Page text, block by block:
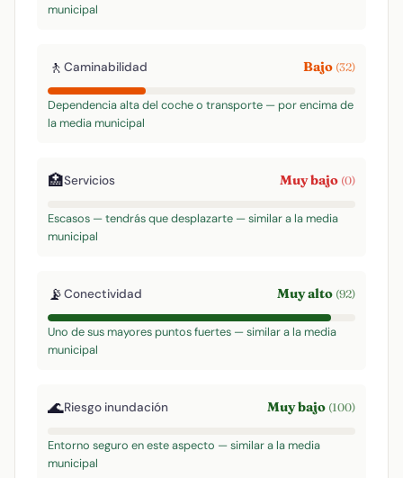
municipal
🚶 Caminabilidad Bajo (32)
Dependencia alta del coche o transporte — por encima de
la media municipal
🏥Servicios Muy bajo (0)
Escasos — tendrás que desplazarte — similar a la media
municipal
📡Conectividad Muy alto (92)
Uno de sus mayores puntos fuertes — similar a la media
municipal
🌊Riesgo inundación Muy bajo (100)
Entorno seguro en este aspecto — similar a la media
municipal